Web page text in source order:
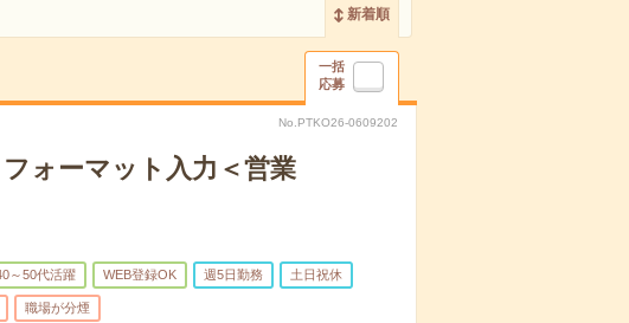
新着順
一括
応募
No.PTKO26-0609202
ォーマット入力＜営業
～50代活躍 WEB登録OK 週5日勤務 土日祝休
職場が分煙